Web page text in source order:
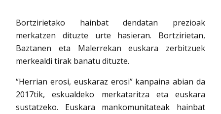
Bortzirietako hainbat dendatan prezioak
merkatzen dituzte urte hasieran. Bortzirietan,
Baztanen eta Malerrekan euskara zerbitzuek
merkealdi tirak banatu dituzte.
“Herrian erosi, euskaraz erosi” kanpaina abian da
2017tik, eskualdeko merkataritza eta euskara
sustatzeko. Euskara mankomunitateak hainbat